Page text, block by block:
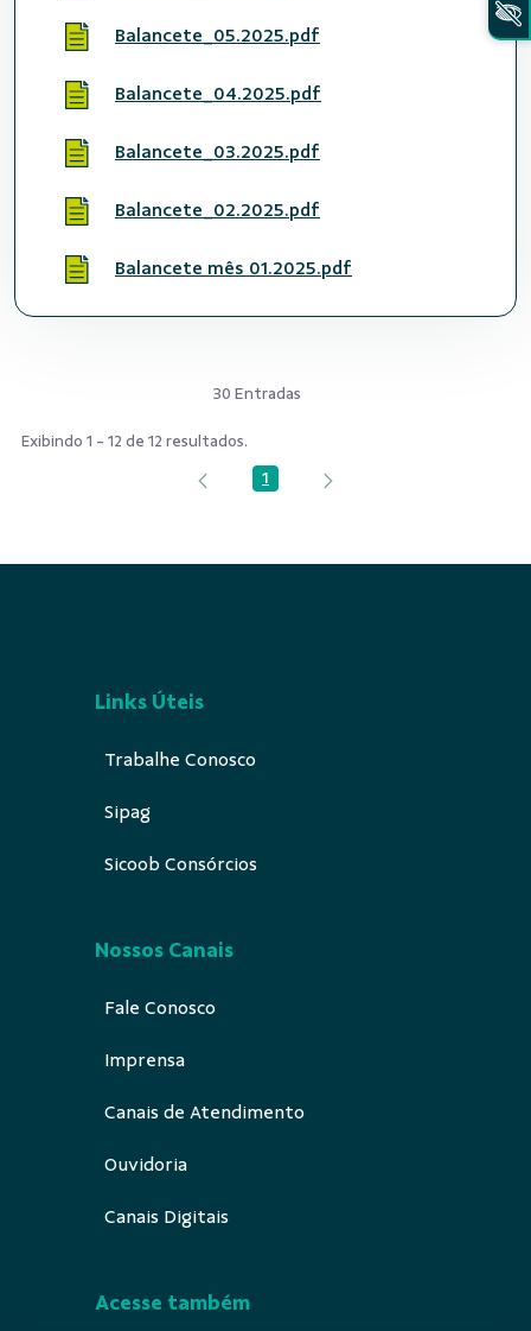
Balancete_05.2025.pdf
Balancete_04.2025.pdf
Balancete_03.2025.pdf
Balancete_02.2025.pdf
Balancete mês 01.2025.pdf
30 Entradas
Exibindo 1 - 12 de 12 resultados.
Página
1
Links Úteis
Trabalhe Conosco
Sipag
Sicoob Consórcios
Nossos Canais
Fale Conosco
Imprensa
Canais de Atendimento
Ouvidoria
Canais Digitais
Acesse também